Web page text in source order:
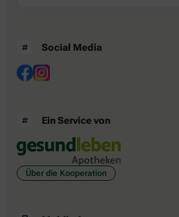
Social Media
Ein Service von
Über die Kooperation